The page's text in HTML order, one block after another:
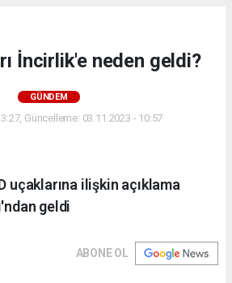
İncirlik'e neden geldi?
GÜNDEM
Güncelleme: 03.11.2023 - 10:57
uçaklarına ilişkin açıklama
geldi
ABONE OL